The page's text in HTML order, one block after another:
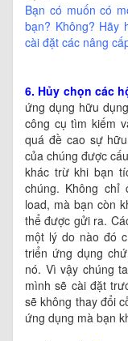
Bạn có muốn có
bạn? Không? Hãy
cài đặt các nâng
6. Hủy chọn các
ứng dụng hữu
công cụ tìm kiếm
quá đề cao sự
của chúng được
khác trừ khi bạn
chúng. Không
load, mà bạn còn
thể được gửi ra.
một lý do nào đó
triển ứng dụng
nó. Vì vậy chúng
mình sẽ cài đặt
sẽ không thay đổi
ứng dụng mà bạn